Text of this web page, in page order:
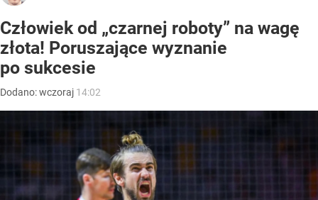
Człowiek od „czarnej roboty” na wagę
złota! Poruszające wyznanie
po sukcesie
Dodano:wczoraj 14:02